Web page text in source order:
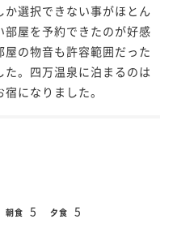
選択できない事がほとん
屋を予約できたのが好感
の物音も許容範囲だった
。四万温泉に泊まるのは
になりました。
朝食 5 夕食 5